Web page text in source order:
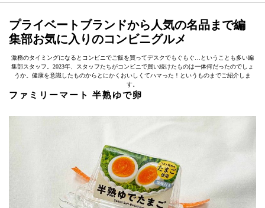
プライベートブランドから人気の名品まで編
集部お気に入りのコンビニグルメ
激務のタイミングになるとコンビニでご飯を買ってデスクでもぐもぐ…ということも多い編
集部スタッフ。2023年、スタッフたちがコンビニで買い続けたものは一体何だったのでしょ
うか。健康を意識したものからとにかくおいしくてハマった！というものまでご紹介しま
す。
ファミリーマート 半熟ゆで卵